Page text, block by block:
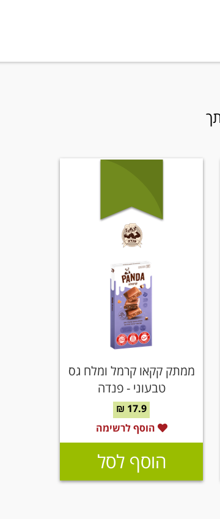
ממתק קקאו קרמל ומלח גס
טבעוני - פנדה
17.9 ₪
הוסף לרשימה
הוסף לסל